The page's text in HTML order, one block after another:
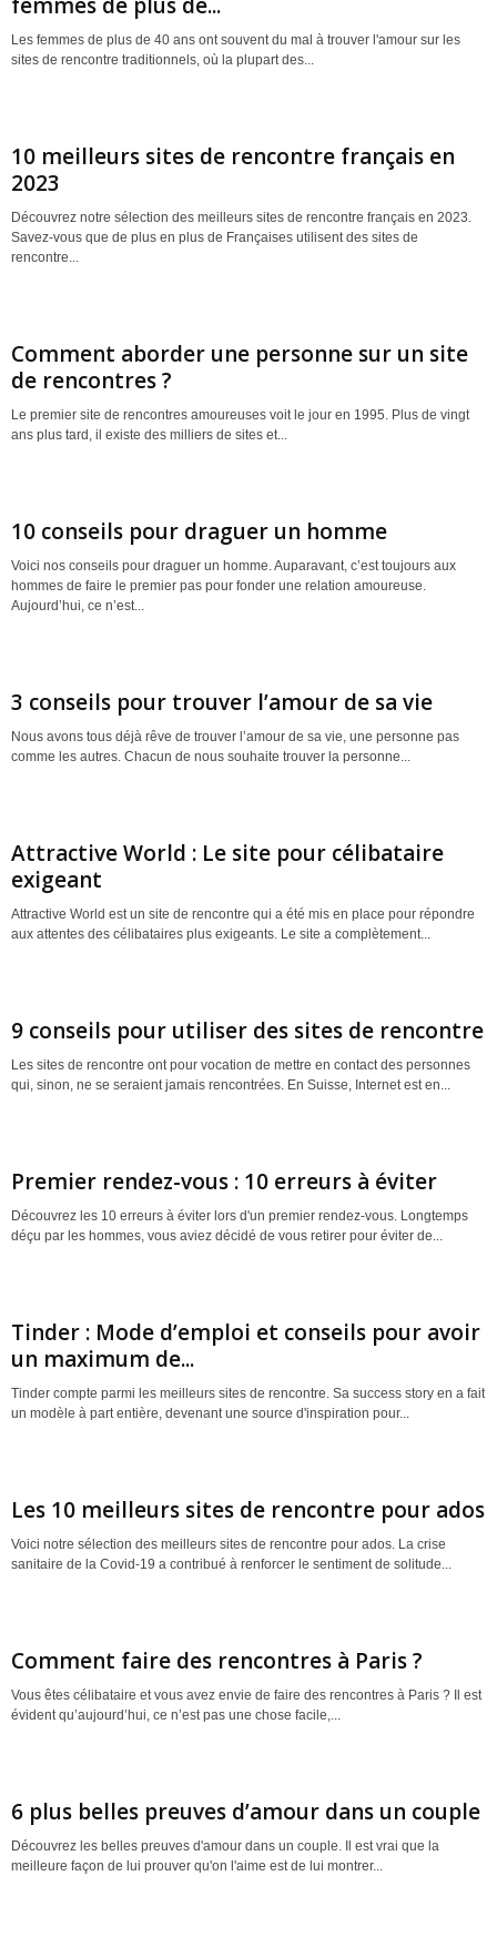
Les femmes de plus de 40 ans ont souvent du mal à trouver l'amour sur les
sites de rencontre traditionnels, où la plupart des...
10 meilleurs sites de rencontre français en
2023
Découvrez notre sélection des meilleurs sites de rencontre français en 2023.
Savez-vous que de plus en plus de Françaises utilisent des sites de
rencontre...
Comment aborder une personne sur un site
de rencontres ?
Le premier site de rencontres amoureuses voit le jour en 1995. Plus de vingt
ans plus tard, il existe des milliers de sites et...
10 conseils pour draguer un homme
Voici nos conseils pour draguer un homme. Auparavant, c’est toujours aux
hommes de faire le premier pas pour fonder une relation amoureuse.
Aujourd’hui, ce n’est...
3 conseils pour trouver l’amour de sa vie
Nous avons tous déjà rêve de trouver l’amour de sa vie, une personne pas
comme les autres. Chacun de nous souhaite trouver la personne...
Attractive World : Le site pour célibataire
exigeant
Attractive World est un site de rencontre qui a été mis en place pour répondre
aux attentes des célibataires plus exigeants. Le site a complètement...
9 conseils pour utiliser des sites de rencontre
Les sites de rencontre ont pour vocation de mettre en contact des personnes
qui, sinon, ne se seraient jamais rencontrées. En Suisse, Internet est en...
Premier rendez-vous : 10 erreurs à éviter
Découvrez les 10 erreurs à éviter lors d'un premier rendez-vous. Longtemps
déçu par les hommes, vous aviez décidé de vous retirer pour éviter de...
Tinder : Mode d’emploi et conseils pour avoir
un maximum de...
Tinder compte parmi les meilleurs sites de rencontre. Sa success story en a fait
un modèle à part entière, devenant une source d'inspiration pour...
Les 10 meilleurs sites de rencontre pour ados
Voici notre sélection des meilleurs sites de rencontre pour ados. La crise
sanitaire de la Covid-19 a contribué à renforcer le sentiment de solitude...
Comment faire des rencontres à Paris ?
Vous êtes célibataire et vous avez envie de faire des rencontres à Paris ? Il est
évident qu’aujourd’hui, ce n’est pas une chose facile,...
6 plus belles preuves d’amour dans un couple
Découvrez les belles preuves d'amour dans un couple. Il est vrai que la
meilleure façon de lui prouver qu'on l'aime est de lui montrer...